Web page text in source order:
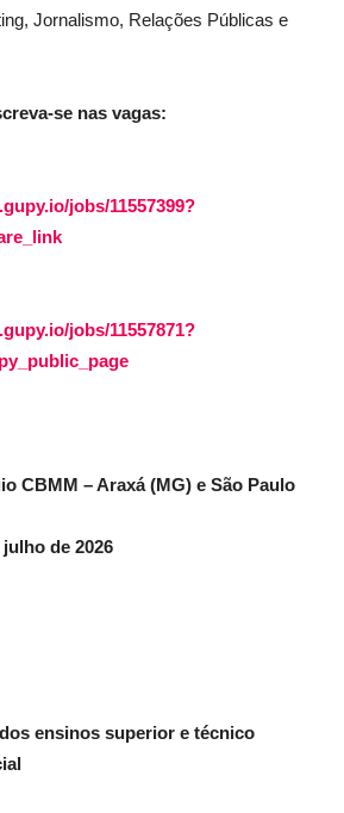
Jornalismo, Relações Públicas e
se nas vagas:
jobs/11557399?
jobs/11557871?
CBMM – Araxá (MG) e São Paulo
de 2026
ensinos superior e técnico